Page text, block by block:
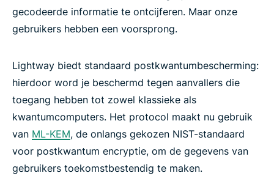
gecodeerde informatie te ontcijferen. Maar onze
gebruikers hebben een voorsprong.
Lightway biedt standaard postkwantumbescherming:
hierdoor word je beschermd tegen aanvallers die
toegang hebben tot zowel klassieke als
kwantumcomputers. Het protocol maakt nu gebruik
van ML-KEM, de onlangs gekozen NIST-standaard
voor postkwantum encryptie, om de gegevens van
gebruikers toekomstbestendig te maken.